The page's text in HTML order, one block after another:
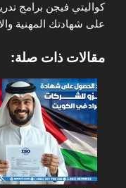
كواليتي فيجن برامج
على شهادتك المهنية
مقالات ذات صلة: